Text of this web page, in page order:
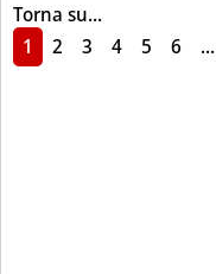
Torna su...
1
2 3 4 5 6 ...